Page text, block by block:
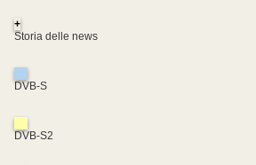
+
Storia delle news
DVB-S
DVB-S2